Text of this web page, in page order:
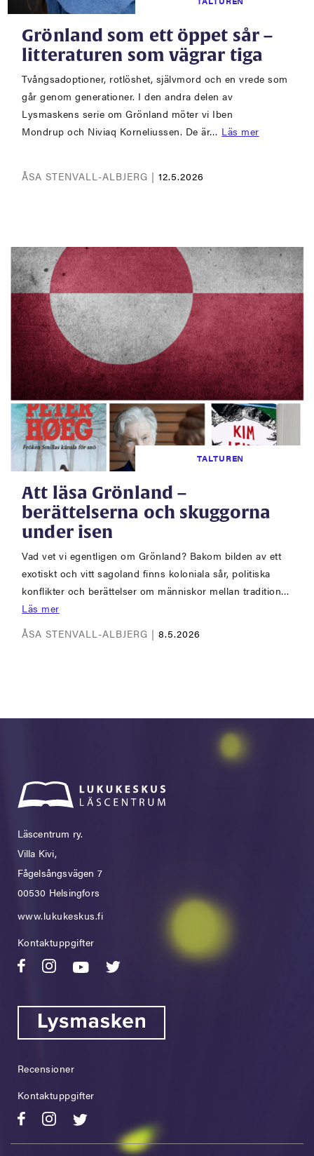
Grönland som ett öppet sår –
litteraturen som vägrar tiga
Tvångsadoptioner, rotlöshet, självmord och en vrede som
går genom generationer. I den andra delen av
Lysmaskens serie om Grönland möter vi Iben
Mondrup och Niviaq Korneliussen. De är… Läs mer
ÅSA STENVALL-ALBJERG |12.5.2026
TALTUREN
Att läsa Grönland –
berättelserna och skuggorna
under isen
Vad vet vi egentligen om Grönland? Bakom bilden av ett
exotiskt och vitt sagoland finns koloniala sår, politiska
konflikter och berättelser om människor mellan tradition…
Läs mer
ÅSA STENVALL-ALBJERG |8.5.2026
Läscentrum ry.
Villa Kivi,
Fågelsångsvägen 7
00530 Helsingfors
www.lukukeskus.fi
Kontaktuppgifter
Recensioner
Kontaktuppgifter